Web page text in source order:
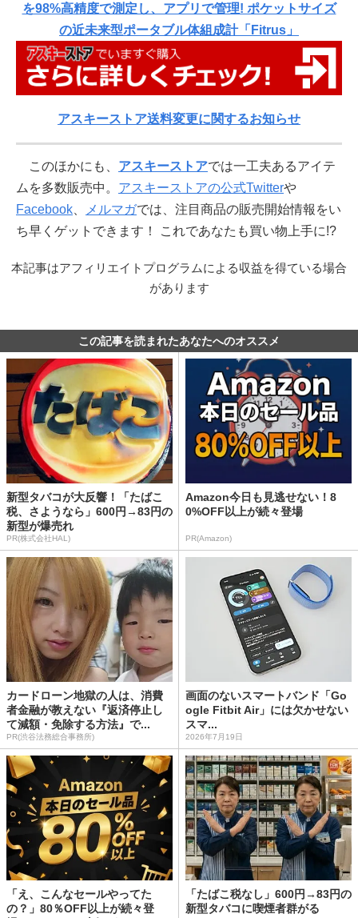
を98%高精度で測定し、アプリで管理! ポケットサイズ
の近未来型ポータブル体組成計「Fitrus」
アスキーストア送料変更に関するお知らせ
このほかにも、 アスキーストアでは一工夫あるアイテ
ムを多数販売中。 アスキーストアの公式Twitterや
Facebook
メルマガでは、注目商品の販売開始情報をい
ち早くゲットできます！ これであなたも買い物上手に!?
本記事はアフィリエイトプログラムによる収益を得ている場合
があります
この記事を読まれたあなたへのオススメ
新型タバコが大反響！「たばこ
税、さようなら」600円→83円の
新型が爆売れ
PR(株式会社HAL)
Amazon今日も見逃せない！8
0%OFF以上が続々登場
PR(Amazon)
カードローン地獄の人は、消費
者金融が教えない『返済停止し
て減額・免除する方法』で...
PR(渋谷法務総合事務所)
画面のないスマートバンド「Go
ogle Fitbit Air」には欠かせない
スマ...
2026年7月19日
「え、こんなセールやってた
の？」80％OFF以上が続々登
「たばこ税なし」600円→83円の
新型タバコに喫煙者群がる